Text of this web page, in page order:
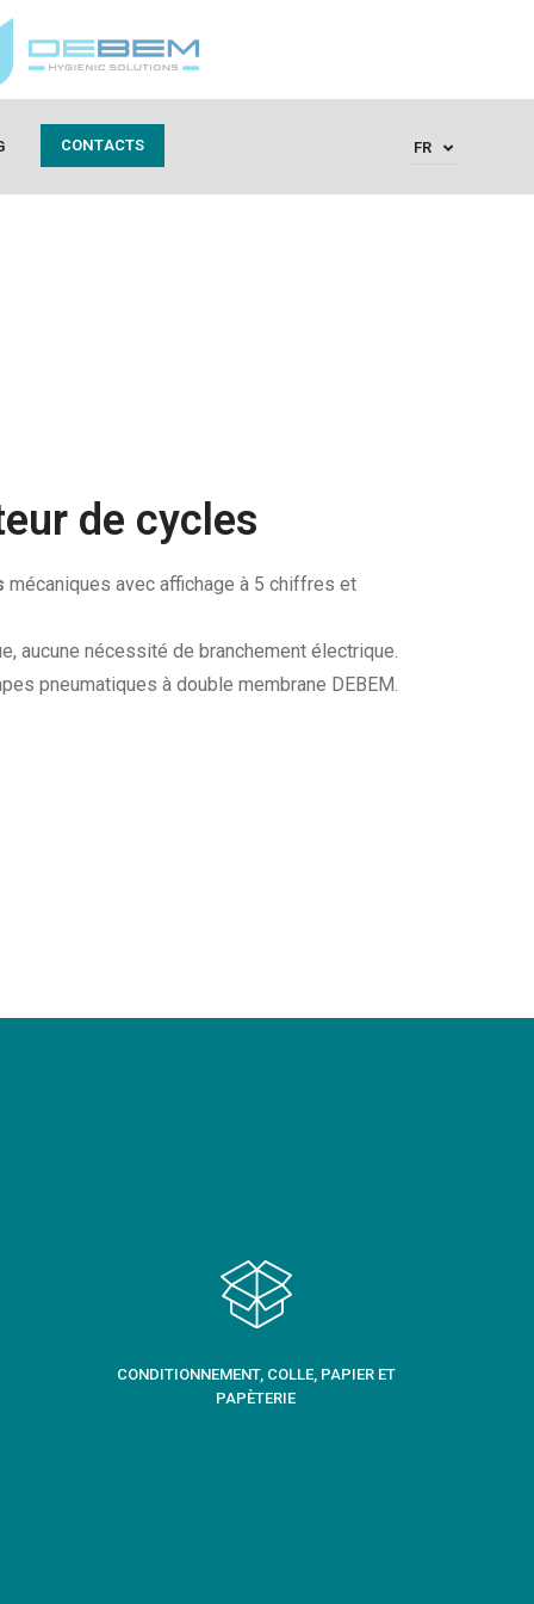
CONTACTS FR
de cycles
mécaniques avec affichage à 5 chiffres et
aucune nécessité de branchement électrique.
pneumatiques à double membrane DEBEM.
CONDITIONNEMENT, COLLE, PAPIER ET
PAPÈTERIE